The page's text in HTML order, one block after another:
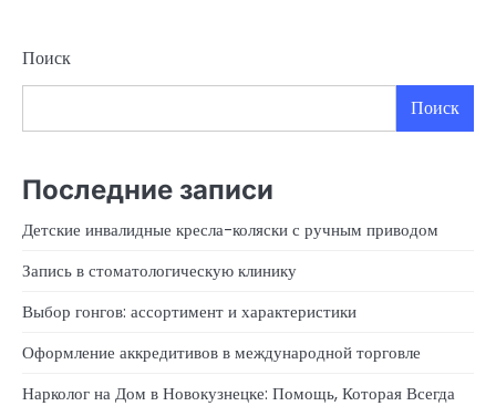
Поиск
Поиск
Последние записи
Детские инвалидные кресла-коляски с ручным приводом
Запись в стоматологическую клинику
Выбор гонгов: ассортимент и характеристики
Оформление аккредитивов в международной торговле
Нарколог на Дом в Новокузнецке: Помощь, Которая Всегда